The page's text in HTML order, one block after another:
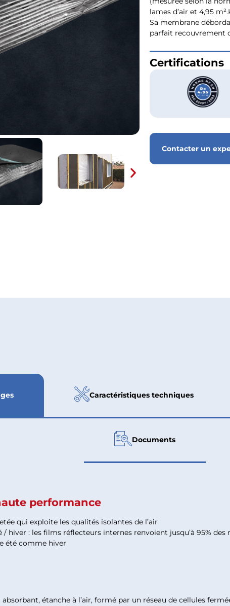
lames d’air et 4,95
Sa membrane
parfait recouvrement
Certifications
Contacter un
Caractéristiques techniques
Documents
performance
qui exploite les qualités isolantes de l’air
hiver : les films réflecteurs internes renvoient jusqu’à 95%
été comme hiver
étanche à l’air, formé par un réseau de cellules